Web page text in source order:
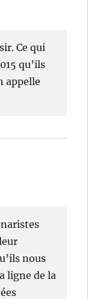
Ce qui
qu’ils
appelle
nous
ligne de la